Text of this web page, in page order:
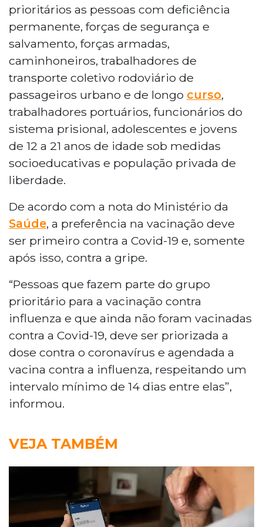
prioritários as pessoas com deficiência
permanente, forças de segurança e
salvamento, forças armadas,
caminhoneiros, trabalhadores de
transporte coletivo rodoviário de
passageiros urbano e de longo curso,
trabalhadores portuários, funcionários do
sistema prisional, adolescentes e jovens
de 12 a 21 anos de idade sob medidas
socioeducativas e população privada de
liberdade.
De acordo com a nota do Ministério da
Saúde, a preferência na vacinação deve
ser primeiro contra a Covid-19 e, somente
após isso, contra a gripe.
“Pessoas que fazem parte do grupo
prioritário para a vacinação contra
influenza e que ainda não foram vacinadas
contra a Covid-19, deve ser priorizada a
dose contra o coronavírus e agendada a
vacina contra a influenza, respeitando um
intervalo mínimo de 14 dias entre elas”,
informou.
VEJA TAMBÉM